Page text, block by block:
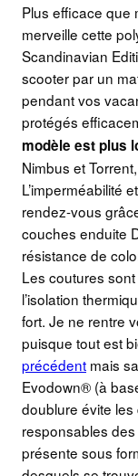
Plus efficace que
merveille cette
Scandinavian
scooter par un
pendant vos
protégés
modèle est plus
Nimbus et
L’imperméabilité
rendez-vous
couches enduite
résistance de
Les coutures
l’isolation
fort. Je ne rentre
puisque tout est
précédent mais
Evodown® (à
doublure évite
responsables
présente sous